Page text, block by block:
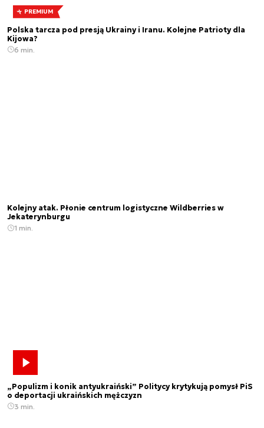
PREMIUM
Polska tarcza pod presją Ukrainy i Iranu. Kolejne Patrioty dla
Kijowa?
6 min.
Kolejny atak. Płonie centrum logistyczne Wildberries w
Jekaterynburgu
1 min.
„Populizm i konik antyukraiński” Politycy krytykują pomysł PiS
o deportacji ukraińskich mężczyzn
3 min.